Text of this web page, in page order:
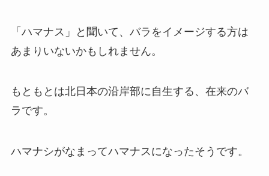
「ハマナス」と聞いて、バラをイメージする方は
あまりいないかもしれません。
もともとは北日本の沿岸部に自生する、在来のバ
ラです。
ハマナシがなまってハマナスになったそうです。